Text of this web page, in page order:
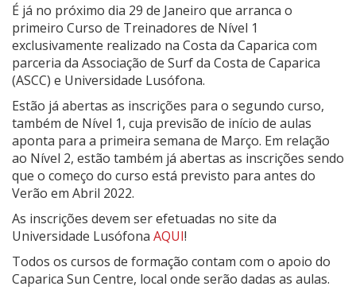
É já no próximo dia 29 de Janeiro que arranca o
primeiro Curso de Treinadores de Nível 1
exclusivamente realizado na Costa da Caparica com
parceria da Associação de Surf da Costa de Caparica
(ASCC) e Universidade Lusófona.
Estão já abertas as inscrições para o segundo curso,
também de Nível 1, cuja previsão de início de aulas
aponta para a primeira semana de Março. Em relação
ao Nível 2, estão também já abertas as inscrições sendo
que o começo do curso está previsto para antes do
Verão em Abril 2022.
As inscrições devem ser efetuadas no site da
Universidade Lusófona AQUI!
Todos os cursos de formação contam com o apoio do
Caparica Sun Centre, local onde serão dadas as aulas.